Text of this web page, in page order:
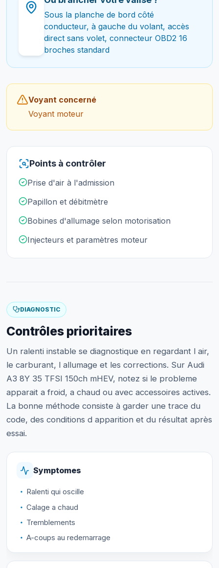
Sous la planche de bord côté
conducteur, à gauche du volant, accès
direct sans volet, connecteur OBD2 16
broches standard
Voyant concerné
Voyant moteur
Points à contrôler
Prise d'air à l'admission
Papillon et débitmètre
Bobines d'allumage selon motorisation
Injecteurs et paramètres moteur
DIAGNOSTIC
Contrôles prioritaires
Un ralenti instable se diagnostique en regardant l air,
le carburant, l allumage et les corrections. Sur Audi
A3 8Y 35 TFSI 150ch mHEV, notez si le probleme
apparait a froid, a chaud ou avec accessoires actives.
La bonne méthode consiste à garder une trace du
code, des conditions d apparition et du résultat après
essai.
Symptomes
Ralenti qui oscille
Calage a chaud
Tremblements
A-coups au redemarrage